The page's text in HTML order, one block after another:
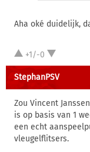
Aha oké duidelijk,
+1/-0
StephanPSV
Zou Vincent
is op basis van 1
een echt
vleugelflitsers.